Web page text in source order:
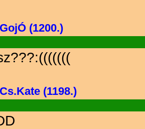
GojÓ (1200.)
Cs.Kate (1198.)